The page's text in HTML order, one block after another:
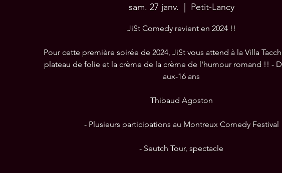
sam. 27 janv. Petit-Lancy
JiSt Comedy revient en 2024 !!
Pour cette première soirée de 2024, JiSt vous attend à la Villa
plateau de folie et la crème de la crème de l'humour romand !! -
aux-16 ans
Thibaud Agoston
- Plusieurs participations au Montreux Comedy Festival
- Seutch Tour, spectacle